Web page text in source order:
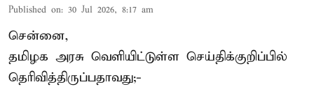
Published on: 30 Jul 2026, 8:17 am
சென்னை,
தமிழக அரசு வெளியிட்டுள்ள செய்திக்குறிப்பில்
தெரிவித்திருப்பதாவது;-